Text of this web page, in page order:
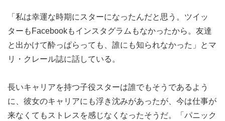
「私は幸運な時期にスターになったんだと思う。ツイッ
ターもFacebookもインスタグラムもなかったから。友達
と出かけて酔っぱらっても、誰にも知られなかった」とマ
リ・クレール誌に話している。
長いキャリアを持つ子役スターは誰でもそうであるよう
に、彼女のキャリアにも浮き沈みがあったが、今は仕事が
来なくてもストレスを感じなくなったそうだ。「パニック